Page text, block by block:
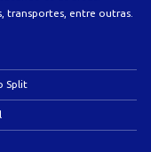
transportes, entre outras.
Split